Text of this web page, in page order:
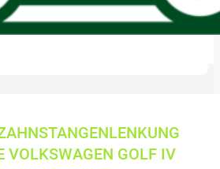
VOLKSWAGEN GOLF IV